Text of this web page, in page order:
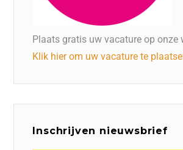
Plaats gratis uw vacature op onze
Klik hier om uw vacature te
Inschrijven nieuwsbrief